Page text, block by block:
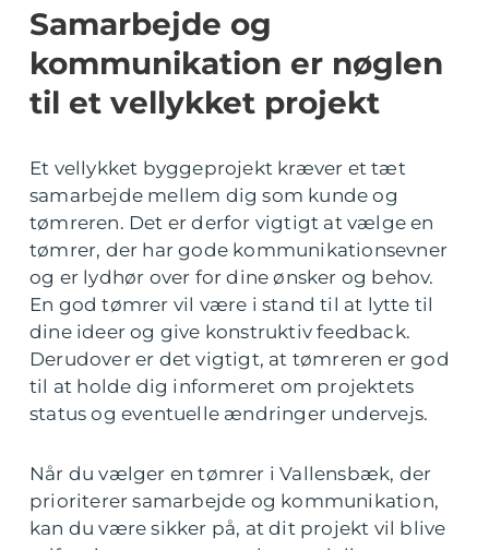
Samarbejde og
kommunikation er nøglen
til et vellykket projekt
Et vellykket byggeprojekt kræver et tæt
samarbejde mellem dig som kunde og
tømreren. Det er derfor vigtigt at vælge en
tømrer, der har gode kommunikationsevner
og er lydhør over for dine ønsker og behov.
En god tømrer vil være i stand til at lytte til
dine ideer og give konstruktiv feedback.
Derudover er det vigtigt, at tømreren er god
til at holde dig informeret om projektets
status og eventuelle ændringer undervejs.
Når du vælger en tømrer i Vallensbæk, der
prioriterer samarbejde og kommunikation,
kan du være sikker på, at dit projekt vil blive